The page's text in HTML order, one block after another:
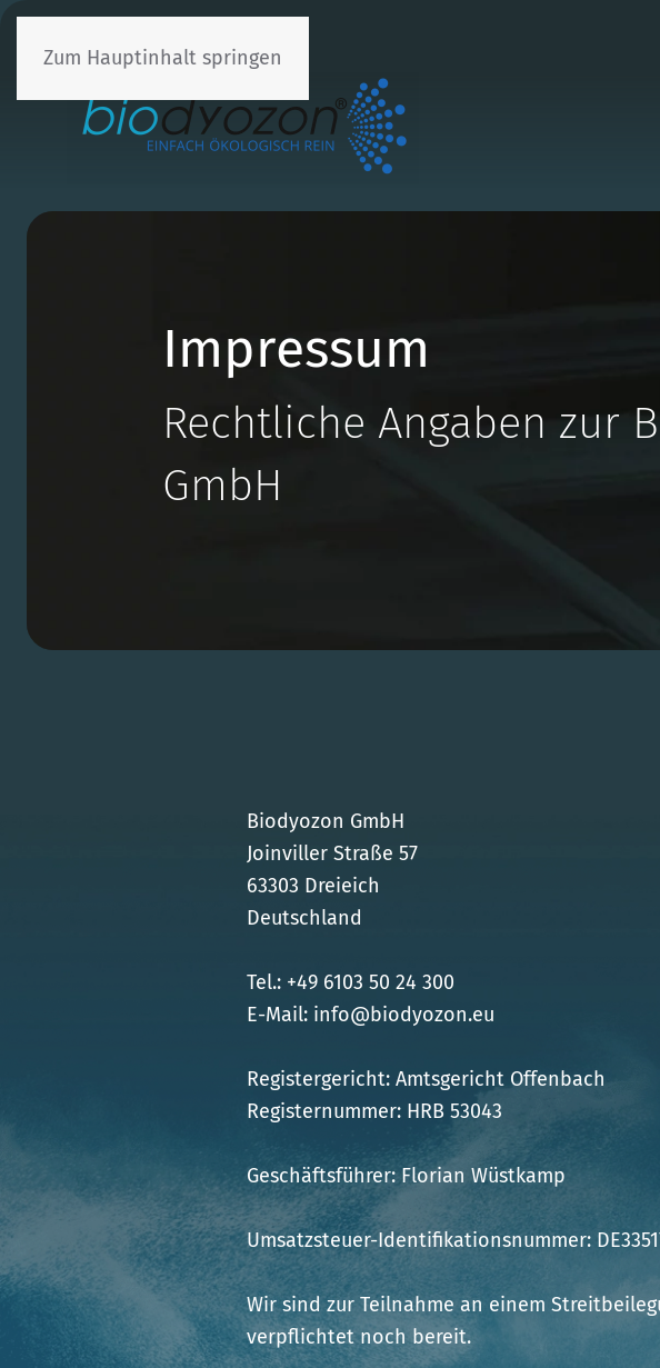
Zum Hauptinhalt springen
Impressum
Rechtliche Angaben zur
GmbH
Biodyozon GmbH
Joinviller Straße 57
63303 Dreieich
Deutschland
Tel.: +49 6103 50 24 300
E-Mail: info@biodyozon.eu
Registergericht: Amtsgericht Offenbach
Registernummer: HRB 53043
Geschäftsführer: Florian Wüstkamp
Umsatzsteuer-Identifikationsnummer:
Wir sind zur Teilnahme an einem
verpflichtet noch bereit.